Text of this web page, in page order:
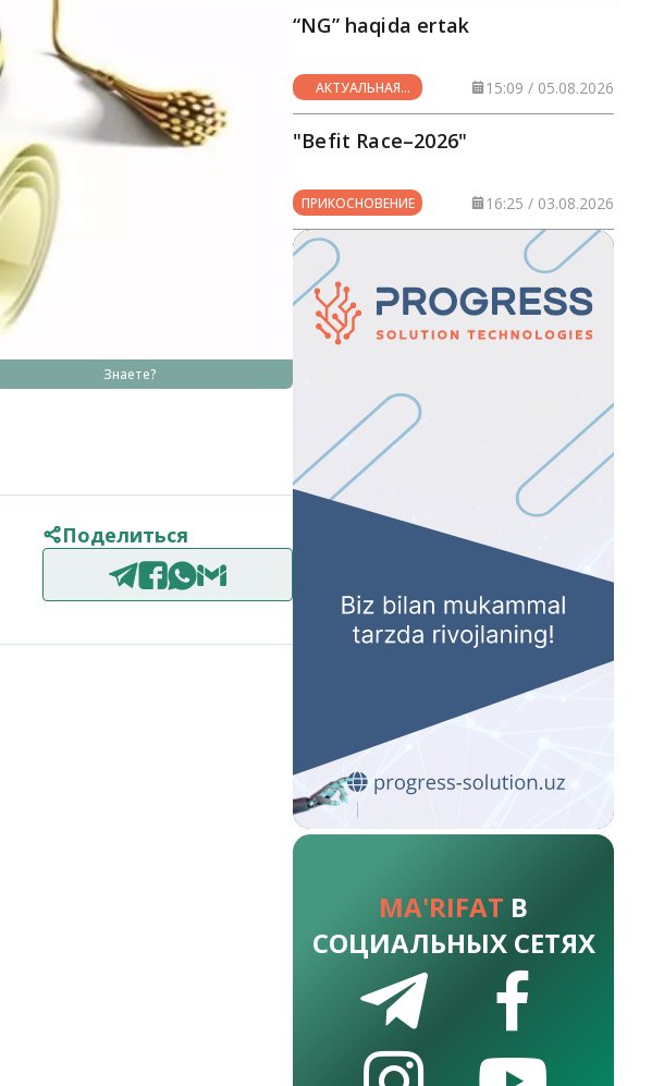
Знаете?
Поделиться
“NG” haqida ertak
АКТУАЛЬНАЯ
ТЕМА
15:09 / 05.08.2026
"Befit Race–2026"
ПРИКОСНОВЕНИЕ 16:25 / 03.08.2026
MA'RIFAT В
СОЦИАЛЬНЫХ СЕТЯХ